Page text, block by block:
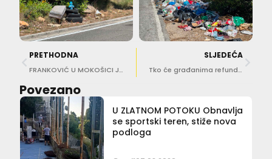
PRETHODNA
FRANKOVIĆ U MOKOŠICI Jednosmjenska nastava do kraja godine
SLJEDEĆA
Tko će građanima refundrati štetu nakon pada bora u Mokošici?
Povezano
U ZLATNOM POTOKU Obnavlja
se sportski teren, stiže nova
podloga